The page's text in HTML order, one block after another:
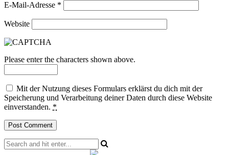
E-Mail-Adresse *
Website
Please enter the characters shown above.
Mit der Nutzung dieses Formulars erklärst du dich mit der
Speicherung und Verarbeitung deiner Daten durch diese Website
einverstanden. *